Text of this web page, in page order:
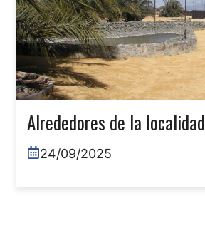
Alrededores de la localidad
24/09/2025